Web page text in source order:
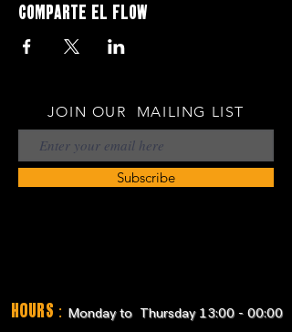
Comparte el flow
JOIN OUR MAILING LIST
Subscribe
Hours : Monday to Thursday 13:00 - 00:00